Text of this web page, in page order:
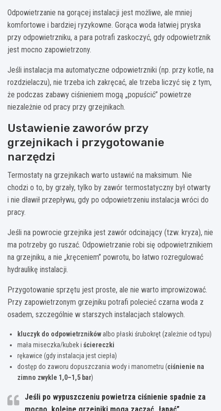
Odpowietrzanie na gorącej instalacji jest możliwe, ale mniej
komfortowe i bardziej ryzykowne. Gorąca woda łatwiej pryska
przy odpowietrzniku, a para potrafi zaskoczyć, gdy odpowietrznik
jest mocno zapowietrzony.
Jeśli instalacja ma automatyczne odpowietrzniki (np. przy kotle, na
rozdzielaczu), nie trzeba ich zakręcać, ale trzeba liczyć się z tym,
że podczas zabawy ciśnieniem mogą „popuścić” powietrze
niezależnie od pracy przy grzejnikach.
Ustawienie zaworów przy
grzejnikach i przygotowanie
narzędzi
Termostaty na grzejnikach warto ustawić na maksimum. Nie
chodzi o to, by grzały, tylko by zawór termostatyczny był otwarty
i nie dławił przepływu, gdy po odpowietrzeniu instalacja wróci do
pracy.
Jeśli na powrocie grzejnika jest zawór odcinający (tzw. kryza), nie
ma potrzeby go ruszać. Odpowietrzanie robi się odpowietrznikiem
na grzejniku, a nie „kręceniem” powrotu, bo łatwo rozregulować
hydraulikę instalacji.
Przygotowanie sprzętu jest proste, ale nie warto improwizować.
Przy zapowietrzonym grzejniku potrafi polecieć czarna woda z
osadem, szczególnie w starszych instalacjach stalowych.
kluczyk do odpowietrznikówalbo płaski śrubokręt (zależnie od typu)
mała miseczka/kubek i ściereczki
rękawice (gdy instalacja jest ciepła)
dostęp do zaworu dopuszczania wody i manometru (ciśnienie na
zimno zwykle 1,0–1,5 bar)
Jeśli po wypuszczeniu powietrza ciśnienie spadnie za